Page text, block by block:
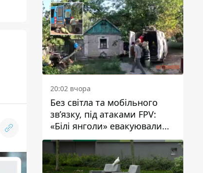
20:02 вчора
Без світла та мобільного
зв’язку, під атаками FPV:
«Білі янголи» евакуювали
людей із Межівської
громади